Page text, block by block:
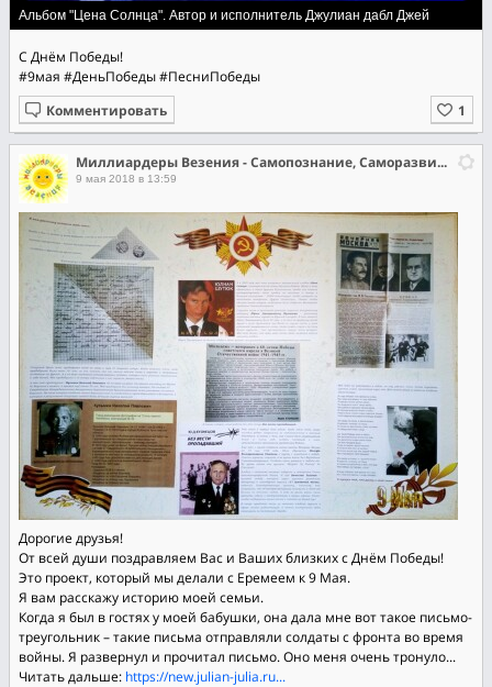
Альбом "Цена Солнца". Автор и исполнитель Джулиан дабл Джей
С Днём Победы!
#9мая #ДеньПобеды#ПесниПобеды
Комментировать
Миллиардеры Везения - Самопознание, Саморазвитие, Самореализация
9 мая 2018 в 13:59
Дорогие друзья!
От всей души поздравляем Вас и Ваших близких с Днём Победы!
Это проект, который мы делали с Еремеем к 9 Мая.
Я вам расскажу историю моей семьи.
Когда я был в гостях у моей бабушки, она дала мне вот такое письмо-
треугольник – такие письма отправляли солдаты с фронта во время
войны. Я развернул и прочитал письмо. Оно меня очень тронуло...
Читать дальше: https://new.julian-julia.ru...